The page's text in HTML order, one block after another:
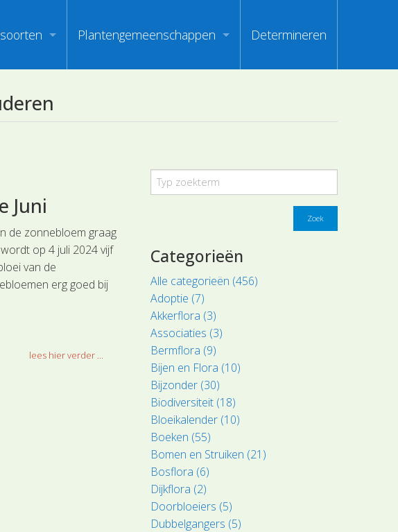
plantenpaspoorten
op Familienamen
kenmerken
kleur
Plantengemeenschappen Determineren
Juni
de zonnebloem graag
op 4 juli 2024 vijf
van de
erg goed bij
lees hier verder ...
Zoek
Categorieën
Alle categorieën (456)
Adoptie (7)
Akkerflora (3)
Associaties (3)
Bermflora (9)
Bijen en Flora (10)
Bijzonder (30)
Biodiversiteit (18)
Bloeikalender (10)
Boeken (55)
Bomen en Struiken (21)
Bosflora (6)
Dijkflora (2)
Doorbloeiers (5)
Dubbelgangers (5)